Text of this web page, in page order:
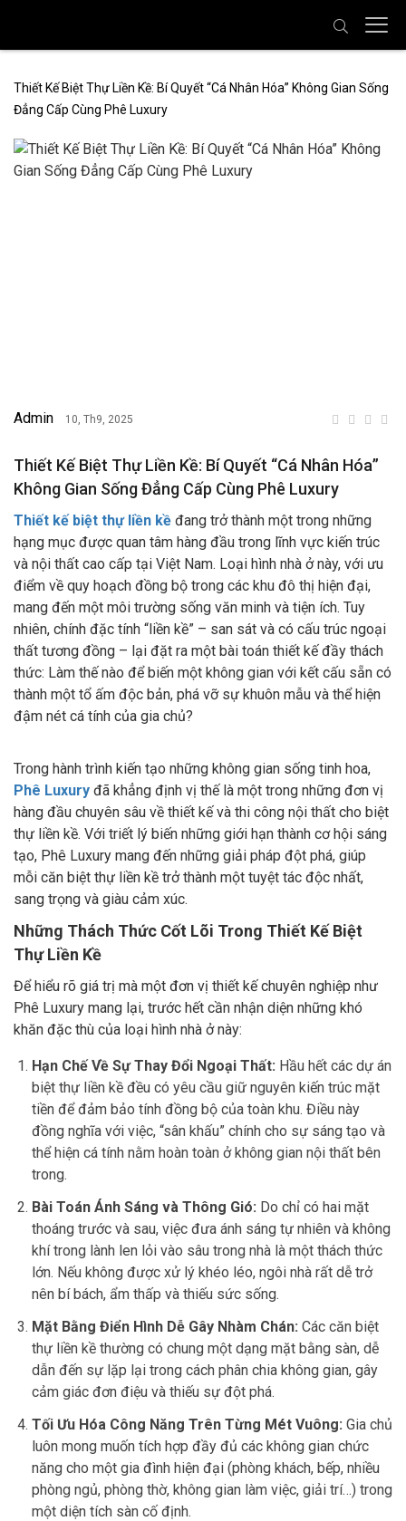
Thiết Kế Biệt Thự Liền Kề: Bí Quyết “Cá Nhân Hóa” Không Gian Sống
Đẳng Cấp Cùng Phê Luxury
Admin 10, Th9, 2025
Thiết Kế Biệt Thự Liền Kề: Bí Quyết “Cá Nhân Hóa”
Không Gian Sống Đẳng Cấp Cùng Phê Luxury
Thiết kế biệt thự liền kề đang trở thành một trong những
hạng mục được quan tâm hàng đầu trong lĩnh vực kiến trúc
và nội thất cao cấp tại Việt Nam. Loại hình nhà ở này, với ưu
điểm về quy hoạch đồng bộ trong các khu đô thị hiện đại,
mang đến một môi trường sống văn minh và tiện ích. Tuy
nhiên, chính đặc tính “liền kề” – san sát và có cấu trúc ngoại
thất tương đồng – lại đặt ra một bài toán thiết kế đầy thách
thức: Làm thế nào để biến một không gian với kết cấu sẵn có
thành một tổ ấm độc bản, phá vỡ sự khuôn mẫu và thể hiện
đậm nét cá tính của gia chủ?
Trong hành trình kiến tạo những không gian sống tinh hoa,
Phê Luxury đã khẳng định vị thế là một trong những đơn vị
hàng đầu chuyên sâu về thiết kế và thi công nội thất cho biệt
thự liền kề. Với triết lý biến những giới hạn thành cơ hội sáng
tạo, Phê Luxury mang đến những giải pháp đột phá, giúp
mỗi căn biệt thự liền kề trở thành một tuyệt tác độc nhất,
sang trọng và giàu cảm xúc.
Những Thách Thức Cốt Lõi Trong Thiết Kế Biệt
Thự Liền Kề
Để hiểu rõ giá trị mà một đơn vị thiết kế chuyên nghiệp như
Phê Luxury mang lại, trước hết cần nhận diện những khó
khăn đặc thù của loại hình nhà ở này:
Hạn Chế Về Sự Thay Đổi Ngoại Thất: Hầu hết các dự án
biệt thự liền kề đều có yêu cầu giữ nguyên kiến trúc mặt
tiền để đảm bảo tính đồng bộ của toàn khu. Điều này
đồng nghĩa với việc, “sân khấu” chính cho sự sáng tạo và
thể hiện cá tính nằm hoàn toàn ở không gian nội thất bên
trong.
Bài Toán Ánh Sáng và Thông Gió: Do chỉ có hai mặt
thoáng trước và sau, việc đưa ánh sáng tự nhiên và không
khí trong lành len lỏi vào sâu trong nhà là một thách thức
lớn. Nếu không được xử lý khéo léo, ngôi nhà rất dễ trở
nên bí bách, ẩm thấp và thiếu sức sống.
Mặt Bằng Điển Hình Dễ Gây Nhàm Chán: Các căn biệt
thự liền kề thường có chung một dạng mặt bằng sàn, dễ
dẫn đến sự lặp lại trong cách phân chia không gian, gây
cảm giác đơn điệu và thiếu sự đột phá.
Tối Ưu Hóa Công Năng Trên Từng Mét Vuông: Gia chủ
luôn mong muốn tích hợp đầy đủ các không gian chức
năng cho một gia đình hiện đại (phòng khách, bếp, nhiều
phòng ngủ, phòng thờ, không gian làm việc, giải trí…) trong
một diện tích sàn cố định.